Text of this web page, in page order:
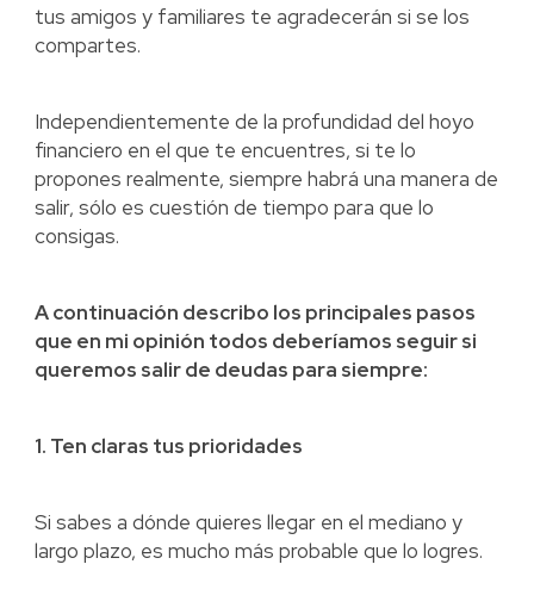
tus amigos y familiares te agradecerán si se los
compartes.
Independientemente de la profundidad del hoyo
financiero en el que te encuentres, si te lo
propones realmente, siempre habrá una manera de
salir, sólo es cuestión de tiempo para que lo
consigas.
A continuación describo los principales pasos
que en mi opinión todos deberíamos seguir si
queremos salir de deudas para siempre:
1. Ten claras tus prioridades
Si sabes a dónde quieres llegar en el mediano y
largo plazo, es mucho más probable que lo logres.